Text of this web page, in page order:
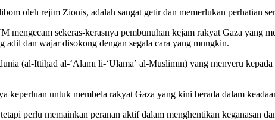
oleh rejim Zionis, adalah sangat getir dan memerlukan perhatian
sekeras-kerasnya pembunuhan kejam rakyat Gaza yang
adil dan wajar disokong dengan segala cara yang mungkin.
(al-Ittiḥād al-ʻĀlamī li-ʻUlāmāʼ al-Muslimīn) yang menyeru
keperluan untuk membela rakyat Gaza yang kini berada dalam
perlu memainkan peranan aktif dalam menghentikan keganasan